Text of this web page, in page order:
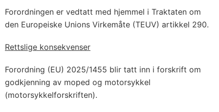
Forordningen er vedtatt med hjemmel i Traktaten om
den Europeiske Unions Virkemåte (TEUV) artikkel 290.
Rettslige konsekvenser
Forordning (EU) 2025/1455 blir tatt inn i forskrift om
godkjenning av moped og motorsykkel
(motorsykkelforskriften).